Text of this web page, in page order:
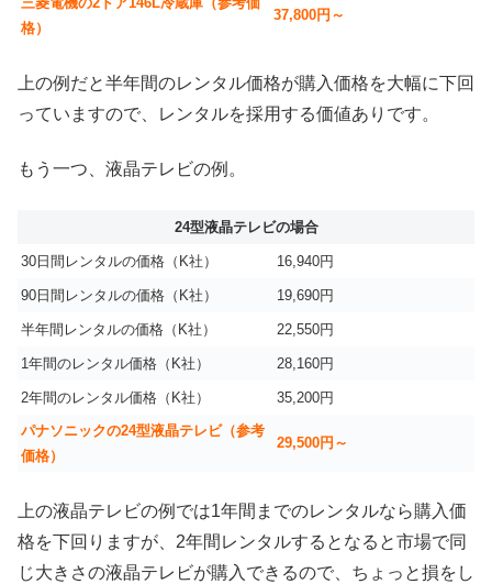
格）
37,800円～
上の例だと半年間のレンタル価格が購入価格を大幅に下回
っていますので、レンタルを採用する価値ありです。
もう一つ、液晶テレビの例。
24型液晶テレビの場合
30日間レンタルの価格（K社） 16,940円
90日間レンタルの価格（K社） 19,690円
半年間レンタルの価格（K社） 22,550円
1年間のレンタル価格（K社） 28,160円
2年間のレンタル価格（K社）
35,200円
パナソニックの24型液晶テレビ（参考
価格）
29,500円～
上の液晶テレビの例では1年間までのレンタルなら購入価
格を下回りますが、2年間レンタルするとなると市場で同
じ大きさの液晶テレビが購入できるので、ちょっと損をし